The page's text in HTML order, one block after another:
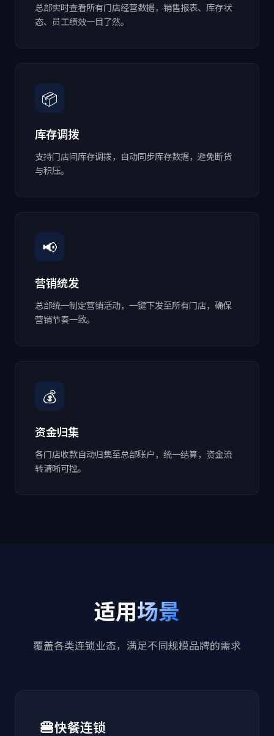
总部实时查看所有门店经营数据，销售报表、库存状
态、员工绩效一目了然。
📦
库存调拨
支持门店间库存调拨，自动同步库存数据，避免断货
与积压。
📢
营销统发
总部统一制定营销活动，一键下发至所有门店，确保
营销节奏一致。
💰
资金归集
各门店收款自动归集至总部账户，统一结算，资金流
转清晰可控。
适用场景
覆盖各类连锁业态，满足不同规模品牌的需求
🍔快餐连锁